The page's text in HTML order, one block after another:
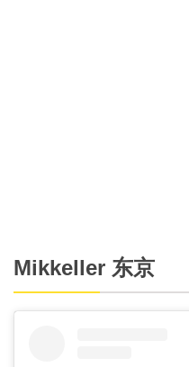
Mikkeller 东京